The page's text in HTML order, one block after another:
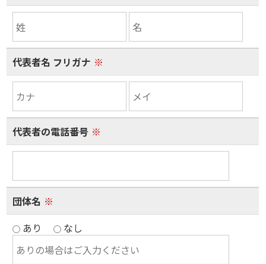
代表者名 フリガナ ※
代表者の電話番号 ※
団体名 ※
あり
なし